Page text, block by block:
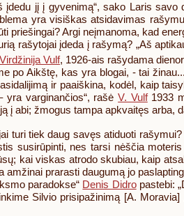
įdedu jį į gyvenimą“, sako Laris savo
yra visiškas atsidavimas
priešingai? Argi neįmanoma, kad
rašytojai įdeda į rašymą? „Aš
Virdžinija Vulf, 1926-ais rašydama
po Aikštę, kas yra blogai, - tai
ir paaiškina, kodėl, kaip
yra varginančios“, rašėV. Vulf1933
į abi; žmogus tampa apkvaitęs arba,
turi tiek daug savęs atiduoti
susirūpinti, nes tarsi nėščia
kai viskas atrodo skubiau, kaip
amžinai prarasti daugumą jo
paradokse“ Denis Didropastebi:
Silvio prisipažinimą [A.